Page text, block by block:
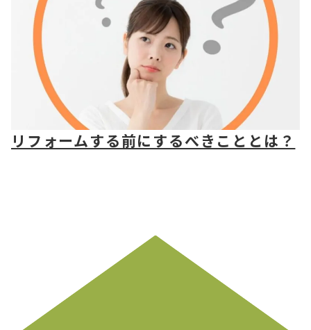
リフォームする前にするべきこととは？